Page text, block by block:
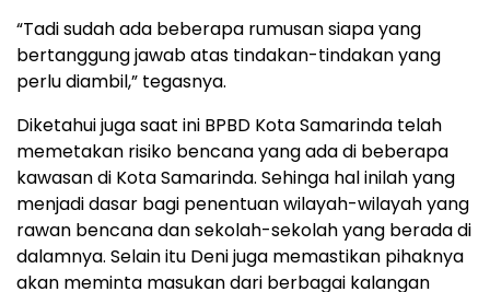
“Tadi sudah ada beberapa rumusan siapa yang
bertanggung jawab atas tindakan-tindakan yang
perlu diambil,” tegasnya.
Diketahui juga saat ini BPBD Kota Samarinda telah
memetakan risiko bencana yang ada di beberapa
kawasan di Kota Samarinda. Sehinga hal inilah yang
menjadi dasar bagi penentuan wilayah-wilayah yang
rawan bencana dan sekolah-sekolah yang berada di
dalamnya. Selain itu Deni juga memastikan pihaknya
akan meminta masukan dari berbagai kalangan